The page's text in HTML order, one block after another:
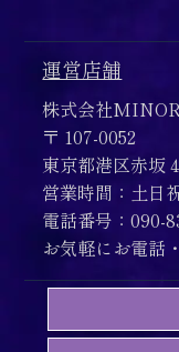
運営店舗
株式会社
〒 107-0052
東京都港区赤坂
営業時間：土日
電話番号：090-
お気軽にお電話